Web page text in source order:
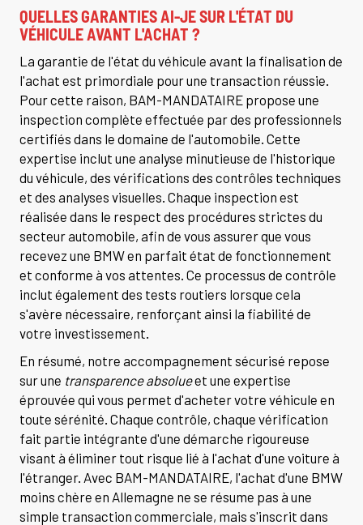
QUELLES GARANTIES AI-JE SUR L'ÉTAT DU
VÉHICULE AVANT L'ACHAT ?
La garantie de l'état du véhicule avant la finalisation de
l'achat est primordiale pour une transaction réussie.
Pour cette raison, BAM-MANDATAIRE propose une
inspection complète effectuée par des professionnels
certifiés dans le domaine de l'automobile. Cette
expertise inclut une analyse minutieuse de l'historique
du véhicule, des vérifications des contrôles techniques
et des analyses visuelles. Chaque inspection est
réalisée dans le respect des procédures strictes du
secteur automobile, afin de vous assurer que vous
recevez une BMW en parfait état de fonctionnement
et conforme à vos attentes. Ce processus de contrôle
inclut également des tests routiers lorsque cela
s'avère nécessaire, renforçant ainsi la fiabilité de
votre investissement.
En résumé, notre accompagnement sécurisé repose
sur une transparence absolueet une expertise
éprouvée qui vous permet d'acheter votre véhicule en
toute sérénité. Chaque contrôle, chaque vérification
fait partie intégrante d'une démarche rigoureuse
visant à éliminer tout risque lié à l'achat d'une voiture à
l'étranger. Avec BAM-MANDATAIRE, l'achat d'une BMW
moins chère en Allemagne ne se résume pas à une
simple transaction commerciale, mais s'inscrit dans